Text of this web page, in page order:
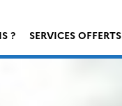
?
SERVICES OFFERTS